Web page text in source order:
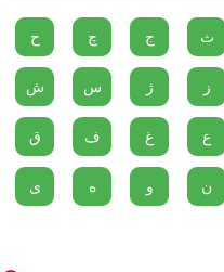
ث ج چ ح
ز ژ س ش
ع غ ف ق
ن و ه ی